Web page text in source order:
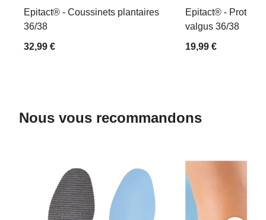
Epitact® - Coussinets plantaires
36/38
32,99 €
Epitact® -
valgus 36/38
19,99 €
Nous vous recommandons